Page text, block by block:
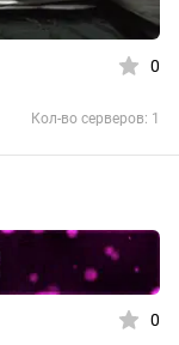
0
Кол-во серверов: 1
0